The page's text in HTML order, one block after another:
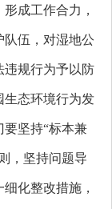
成工作合力，
队伍，对湿地公
违规行为予以防
生态环境行为发
坚持“标本兼
，坚持问题导
化整改措施，